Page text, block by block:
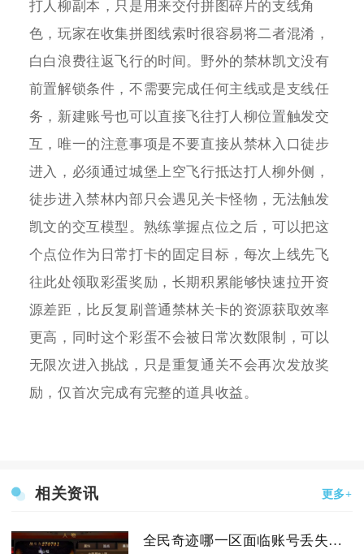
打人柳副本，只是用来交付拼图碎片的支线角
色，玩家在收集拼图线索时很容易将二者混淆，
白白浪费往返飞行的时间。野外的禁林凯文没有
前置解锁条件，不需要完成任何主线或是支线任
务，新建账号也可以直接飞往打人柳位置触发交
互，唯一的注意事项是不要直接从禁林入口徒步
进入，必须通过城堡上空飞行抵达打人柳外侧，
徒步进入禁林内部只会遇见关卡怪物，无法触发
凯文的交互模型。熟练掌握点位之后，可以把这
个点位作为日常打卡的固定目标，每次上线先飞
往此处领取彩蛋奖励，长期积累能够快速拉开资
源差距，比反复刷普通禁林关卡的资源获取效率
更高，同时这个彩蛋不会被日常次数限制，可以
无限次进入挑战，只是重复通关不会再次发放奖
励，仅首次完成有完整的道具收益。
相关资讯 更多+
全民奇迹哪一区面临账号丢失的问题